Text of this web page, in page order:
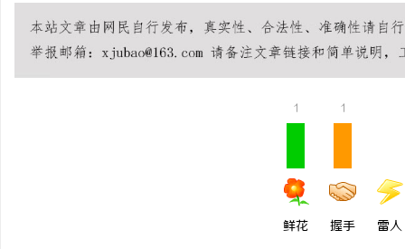
1
鲜花
1
握手 雷人
770FE20耐磨改性颗粒